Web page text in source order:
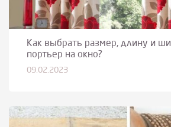
Как выбрать размер, длину и
портьер на окно?
09.02.2023